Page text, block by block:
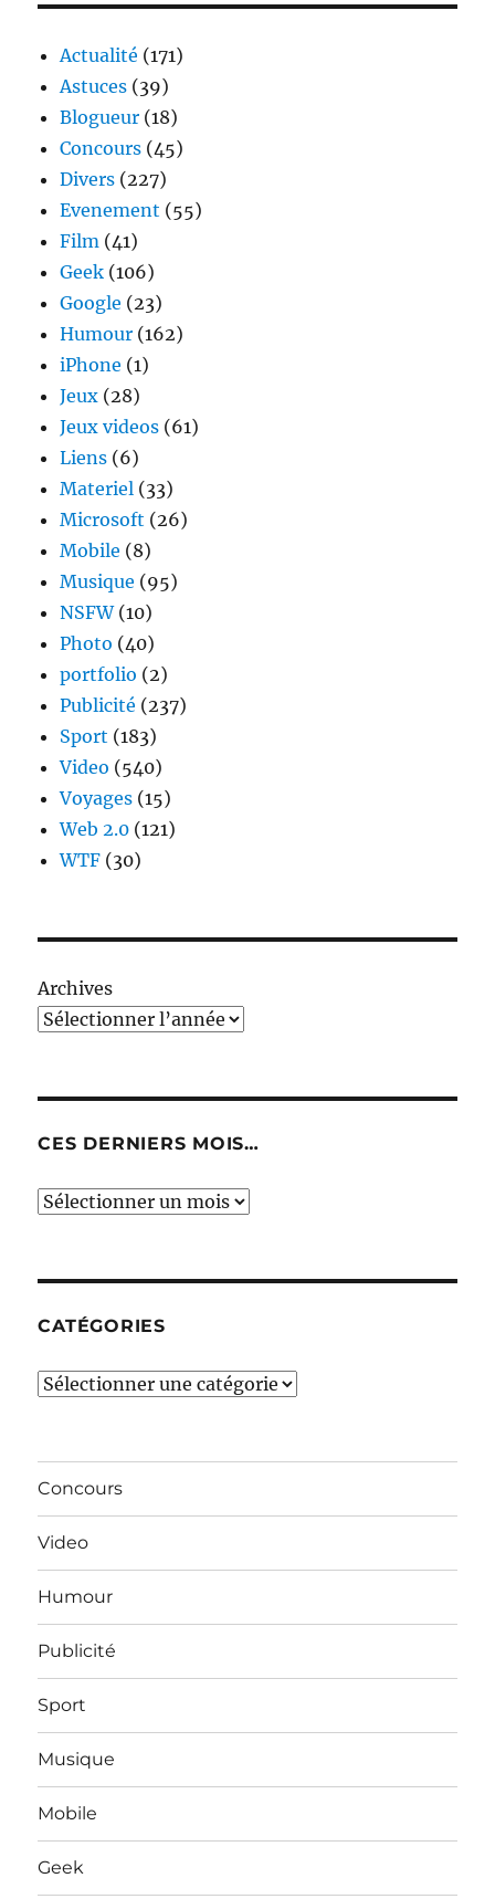
Art
non
écologique
Actualité (171)
Astuces (39)
Blogueur (18)
Concours (45)
Divers (227)
Evenement (55)
Film (41)
Geek (106)
Google (23)
Humour (162)
iPhone (1)
Jeux (28)
Jeux videos (61)
Liens (6)
Materiel (33)
Microsoft (26)
Mobile (8)
Musique (95)
NSFW(10)
Photo (40)
portfolio (2)
Publicité (237)
Sport (183)
Video (540)
Voyages (15)
Web 2.0 (121)
WTF (30)
Archives
CES DERNIERS MOIS…
Ces
CATÉGORIES
Catégories
Concours
Video
Humour
Publicité
Sport
Musique
Mobile
Geek